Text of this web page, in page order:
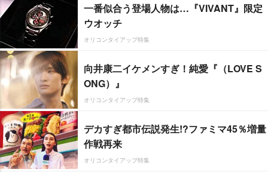
一番似合う登場人物は…『VIVANT』限定
ウオッチ
オリコンタイアップ特集
向井康二イケメンすぎ！純愛『（LOVE S
ONG）』
オリコンタイアップ特集
デカすぎ都市伝説発生!?ファミマ45％増量
作戦再来
オリコンタイアップ特集